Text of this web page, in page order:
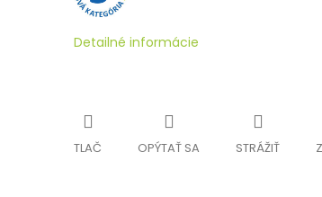
Detailné informácie
TLAČ OPÝTAŤ SA STRÁŽIŤ